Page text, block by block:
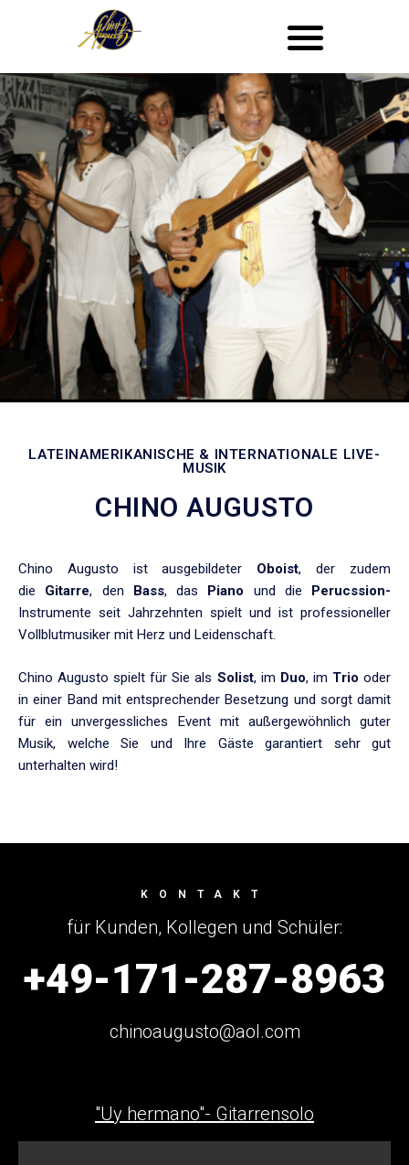
LATEINAMERIKANISCHE & INTERNATIONALE LIVE-
MUSIK
CHINO AUGUSTO
Chino Augusto ist ausgebildeter Oboist, der zudem
die Gitarre, den Bass, das Piano und die Perucssion-
Instrumente seit Jahrzehnten spielt und ist professioneller
Vollblutmusiker mit Herz und Leidenschaft.
Chino Augusto spielt für Sie als Solist, im Duo, im Trio oder
in einer Band mit entsprechender Besetzung und sorgt damit
für ein unvergessliches Event mit außergewöhnlich guter
Musik, welche Sie und Ihre Gäste garantiert sehr gut
unterhalten wird!
KONTAKT
für Kunden, Kollegen und Schüler:
+49-171-287-8963
chinoaugusto@aol.com
"Uy hermano"- Gitarrensolo